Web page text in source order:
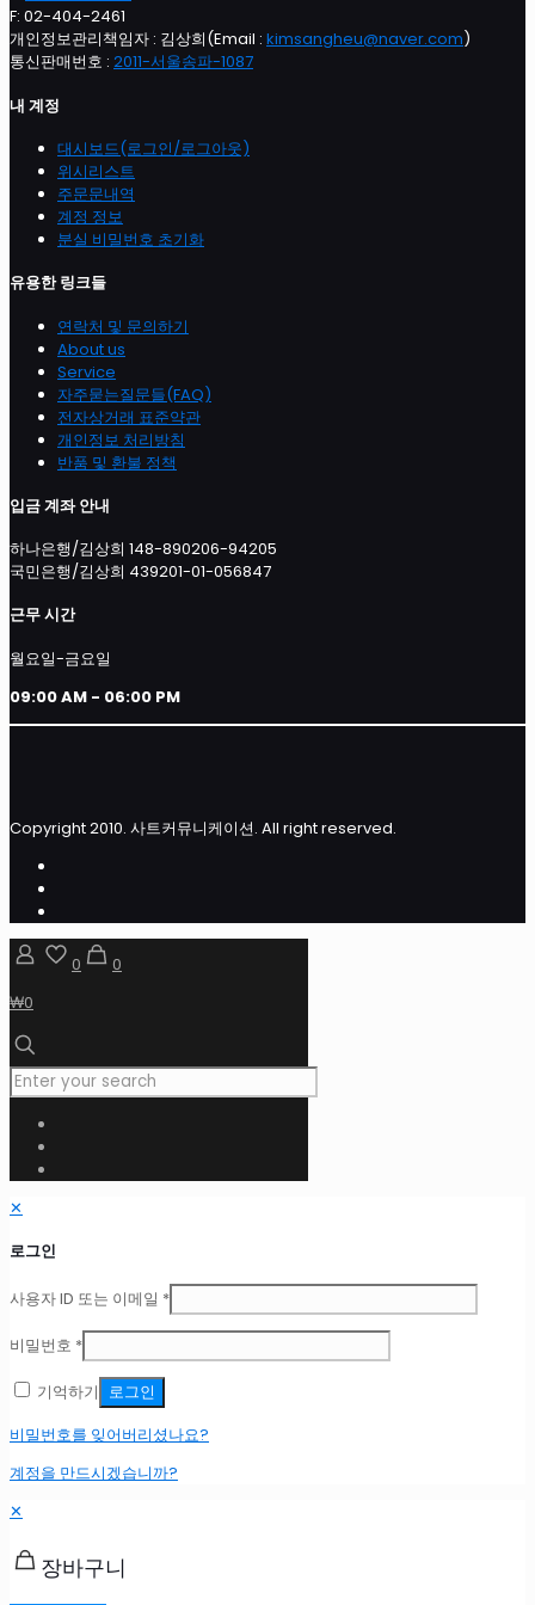
F: 02-404-2461
개인정보관리책임자 : 김상희(Email : kimsangheu@naver.com)
통신판매번호 : 2011-서울송파-1087
내 계정
대시보드(로그인/로그아웃)
위시리스트
주문문내역
계정 정보
분실 비밀번호 초기화
유용한 링크들
연락처 및 문의하기
About us
Service
자주묻는질문들(FAQ)
전자상거래 표준약관
개인정보 처리방침
반품 및 환불 정책
입금 계좌 안내
하나은행/김상희 148-890206-94205
국민은행/김상희 439201-01-056847
근무 시간
월요일-금요일
09:00 AM - 06:00 PM
Copyright 2010. 사트커뮤니케이션. All right reserved.
0
0
₩0
✕
로그인
사용자 ID 또는 이메일 *
비밀번호 *
기억하기 로그인
비밀번호를 잊어버리셨나요?
계정을 만드시겠습니까?
✕
장바구니